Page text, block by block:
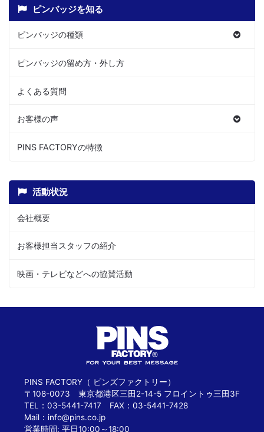
ピンバッジを知る
ピンバッジの種類
ピンバッジの留め方・外し方
よくある質問
お客様の声
PINS FACTORYの特徴
活動状況
会社概要
お客様担当スタッフの紹介
映画・テレビなどへの協賛活動
PINS FACTORY（ ピンズファクトリー）
〒108-0073 東京都港区三田2-14-5 フロイントゥ三田3F
TEL：03-5441-7417 FAX：03-5441-7428
Mail： info@pins.co.jp
営業時間: 平日10:00～18:00